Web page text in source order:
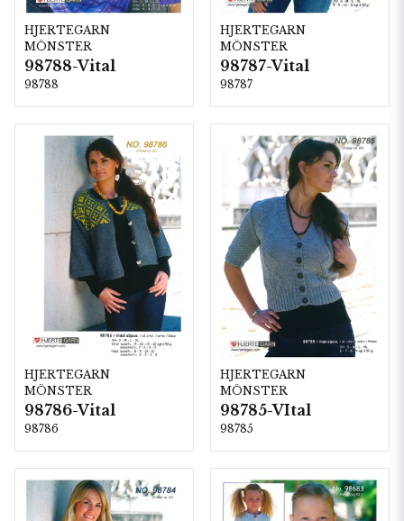
HJERTEGARN
MÖNSTER
98788-Vital
98788
HJERTEGARN
MÖNSTER
98787-Vital
98787
HJERTEGARN
MÖNSTER
98786-Vital
98786
HJERTEGARN
MÖNSTER
98785-VItal
98785